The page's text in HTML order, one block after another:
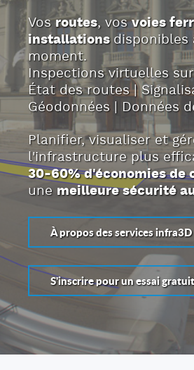
Vosroutes, vosvoies
installations disponibles
moment.
Inspections virtuelles
État des routes |
Géodonnées | Données
Planifier, visualiser et
l'infrastructure plus
30-60% d'économies de
une meilleure sécurité
À propos des services infra3D
S'inscrire pour un essai gratuit